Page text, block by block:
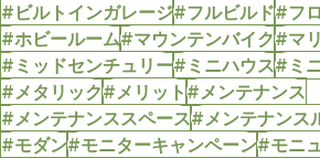
#ビルトインガレージ#フルビルド#フ
#ホビールーム#マウンテンバイク#マ
#ミッドセンチュリー#ミニハウス#ミ
#メタリック#メリット#メンテナンス
#メンテナンススペース#メンテナンス
#モダン#モニターキャンペーン#モニ